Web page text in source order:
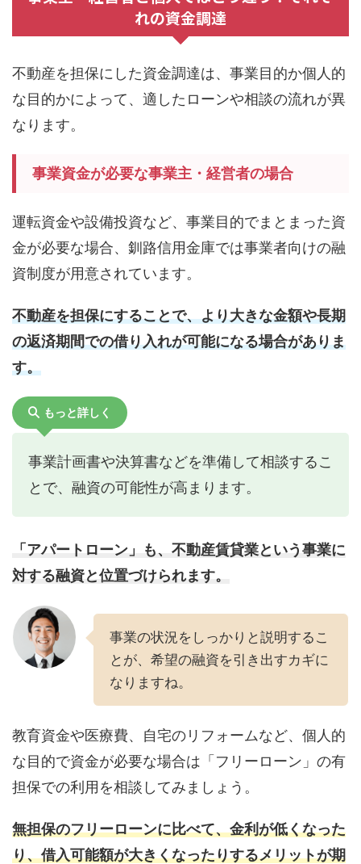
れの資金調達
不動産を担保にした資金調達は、事業目的か個人的
な目的かによって、適したローンや相談の流れが異
なります。
事業資金が必要な事業主・経営者の場合
運転資金や設備投資など、事業目的でまとまった資
金が必要な場合、釧路信用金庫では事業者向けの融
資制度が用意されています。
不動産を担保にすることで、より大きな金額や長期
の返済期間での借り入れが可能になる場合がありま
す。
もっと詳しく
事業計画書や決算書などを準備して相談するこ
とで、融資の可能性が高まります。
「アパートローン」も、不動産賃貸業という事業に
対する融資と位置づけられます。
事業の状況をしっかりと説明するこ
とが、希望の融資を引き出すカギに
なりますね。
教育資金や医療費、自宅のリフォームなど、個人的
な目的で資金が必要な場合は「フリーローン」の有
担保での利用を相談してみましょう。
無担保のフリーローンに比べて、金利が低くなった
り、借入可能額が大きくなったりするメリットが期